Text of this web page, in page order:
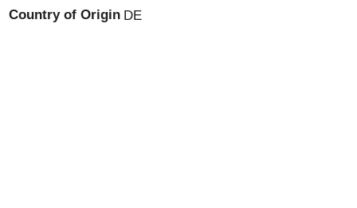
Country of Origin DE